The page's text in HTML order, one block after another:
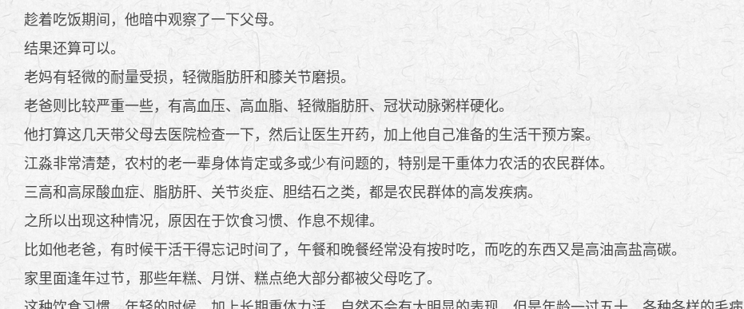
趁着吃饭期间，他暗中观察了一下父母。
结果还算可以。
老妈有轻微的耐量受损，轻微脂肪肝和膝关节磨损。
老爸则比较严重一些，有高血压、高血脂、轻微脂肪肝、冠状动脉粥样硬化。
他打算这几天带父母去医院检查一下，然后让医生开药，加上他自己准备的生活干预方案。
江淼非常清楚，农村的老一辈身体肯定或多或少有问题的，特别是干重体力农活的农民群体。
三高和高尿酸血症、脂肪肝、关节炎症、胆结石之类，都是农民群体的高发疾病。
之所以出现这种情况，原因在于饮食习惯、作息不规律。
比如他老爸，有时候干活干得忘记时间了，午餐和晚餐经常没有按时吃，而吃的东西又是高油高盐高碳。
家里面逢年过节，那些年糕、月饼、糕点绝大部分都被父母吃了。